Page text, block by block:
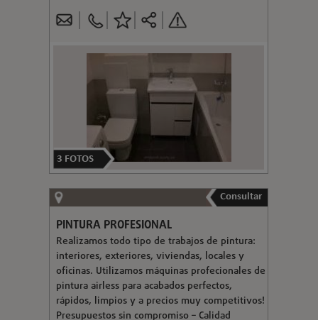
3 FOTOS
Consultar
PINTURA PROFESIONAL
Realizamos todo tipo de trabajos de pintura:
interiores, exteriores, viviendas, locales y
oficinas. Utilizamos máquinas profecionales de
pintura airless para acabados perfectos,
rápidos, limpios y a precios muy competitivos!
Presupuestos sin compromiso – Calidad